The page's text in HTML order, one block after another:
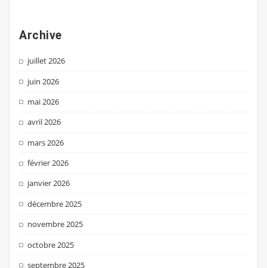
Archive
juillet 2026
juin 2026
mai 2026
avril 2026
mars 2026
février 2026
janvier 2026
décembre 2025
novembre 2025
octobre 2025
septembre 2025